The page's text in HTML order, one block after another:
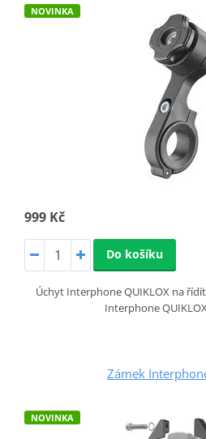
NOVINKA
999 Kč
Do košíku
Úchyt Interphone QUIKLOX na
Interphone
Zámek
NOVINKA